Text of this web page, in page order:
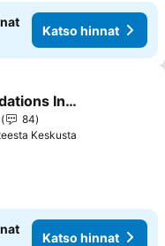
Katso hinnat
In
84
Keskusta
Katso hinnat